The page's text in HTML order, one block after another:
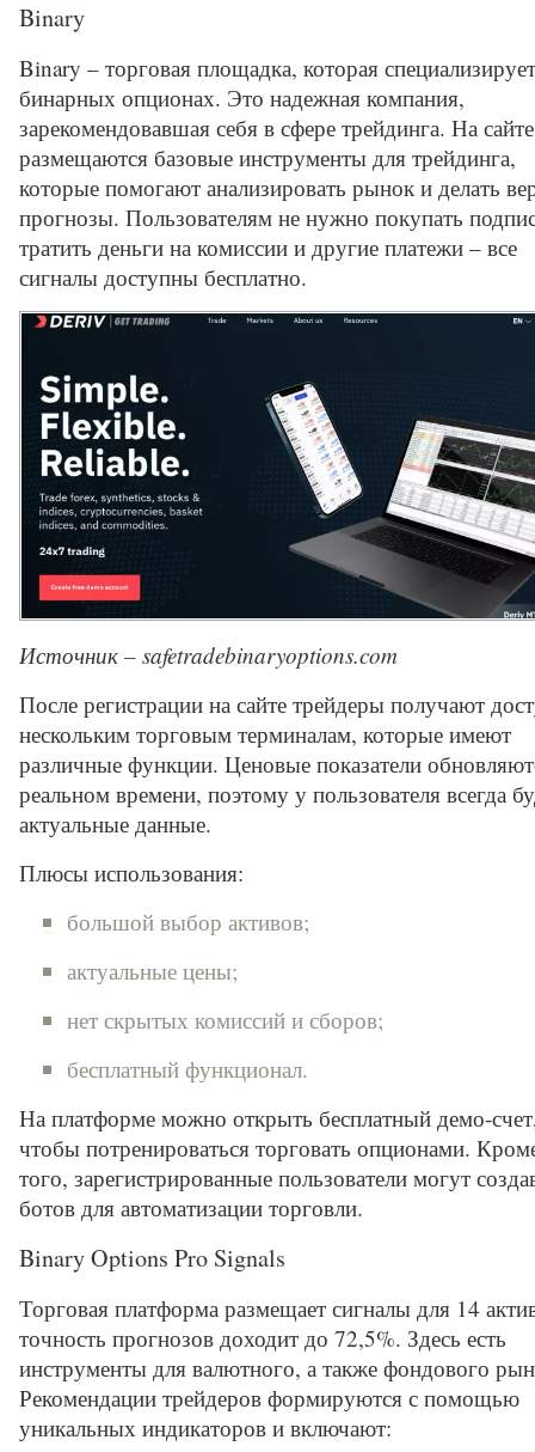
Binary
Binary – торговая площадка, которая
бинарных опционах. Это надежная компания,
зарекомендовавшая себя в сфере трейдинга. На сайте
размещаются базовые инструменты для трейдинга,
которые помогают анализировать рынок и делать
прогнозы. Пользователям не нужно покупать
тратить деньги на комиссии и другие платежи – все
сигналы доступны бесплатно.
Источник – safetradebinaryoptions.com
После регистрации на сайте трейдеры получают
нескольким торговым терминалам, которые имеют
различные функции. Ценовые показатели
реальном времени, поэтому у пользователя всегда
актуальные данные.
Плюсы использования:
большой выбор активов;
актуальные цены;
нет скрытых комиссий и сборов;
бесплатный функционал.
На платформе можно открыть бесплатный демо-
чтобы потренироваться торговать опционами.
того, зарегистрированные пользователи могут
ботов для автоматизации торговли.
Binary Options Pro Signals
Торговая платформа размещает сигналы для 14
точность прогнозов доходит до 72,5%. Здесь есть
инструменты для валютного, а также фондового
Рекомендации трейдеров формируются с помощью
уникальных индикаторов и включают: